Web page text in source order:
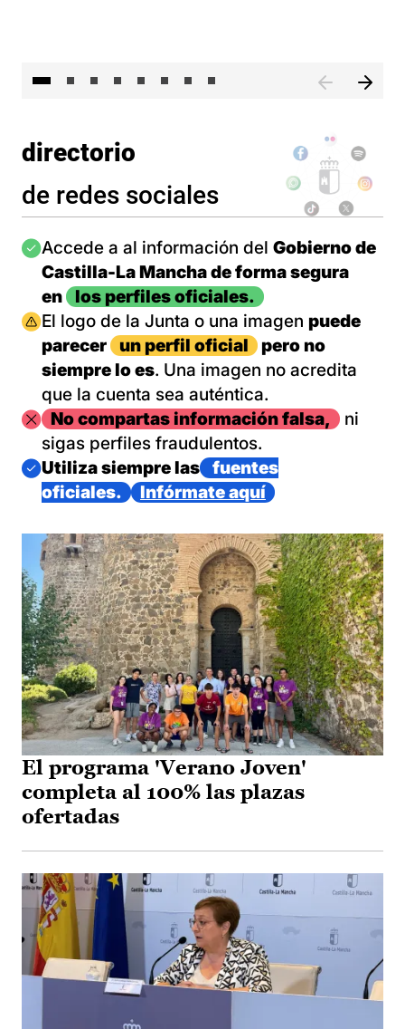
directorio
de redes sociales
Imagen
Accede a al información del Gobierno de
Castilla-La Mancha de forma segura
en
los perfiles oficiales.
Imagen
El logo de la Junta o una imagen puede
parecer
un perfil oficial
pero no
siempre lo es. Una imagen no acredita
que la cuenta sea auténtica.
ImagenNo compartas información falsa,
ni
sigas perfiles fraudulentos.
Imagen
Utiliza siempre las
fuentes
oficiales.
Infórmate aquí
El programa 'Verano Joven'
completa al 100% las plazas
ofertadas